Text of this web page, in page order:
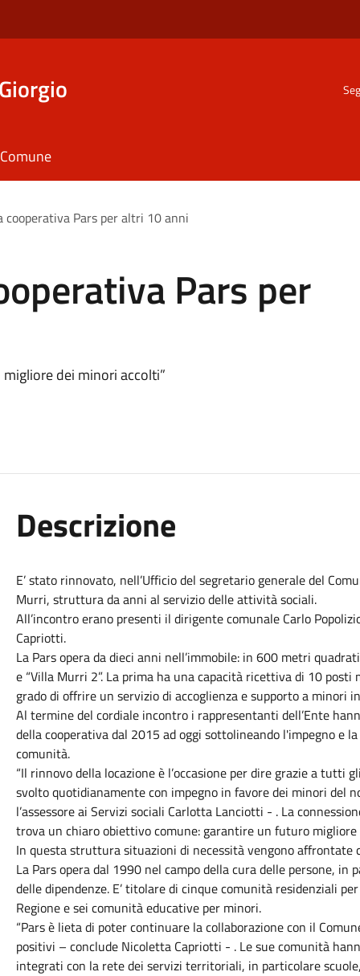
cooperativa Pars per altri 10 anni
Pars per
dei minori accolti”
Descrizione
E’ stato rinnovato, nell’Ufficio del segretario generale del
Murri, struttura da anni al servizio delle attività sociali.
All’incontro erano presenti il dirigente comunale Carlo
Capriotti.
La Pars opera da dieci anni nell’immobile: in 600 metri
e “Villa Murri 2”. La prima ha una capacità ricettiva di 10
grado di offrire un servizio di accoglienza e supporto a minori
Al termine del cordiale incontro i rappresentanti dell’Ente
della cooperativa dal 2015 ad oggi sottolineando l'impegno e
comunità.
“Il rinnovo della locazione è l’occasione per dire grazie a tutti
svolto quotidianamente con impegno in favore dei minori del
l’assessore ai Servizi sociali Carlotta Lanciotti - . La
trova un chiaro obiettivo comune: garantire un futuro
In questa struttura situazioni di necessità vengono affrontate
La Pars opera dal 1990 nel campo della cura delle persone,
delle dipendenze. E’ titolare di cinque comunità residenziali
Regione e sei comunità educative per minori.
“Pars è lieta di poter continuare la collaborazione con il
positivi – conclude Nicoletta Capriotti - . Le sue comunità
integrati con la rete dei servizi territoriali, in particolare